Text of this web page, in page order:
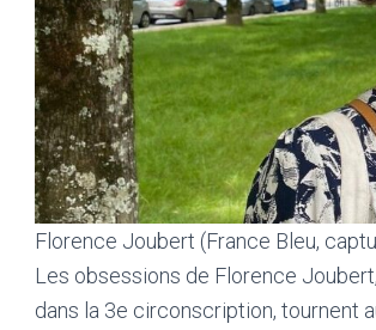
Florence Joubert (France Bleu,
Les obsessions de Florence
dans la 3e circonscription, tournent